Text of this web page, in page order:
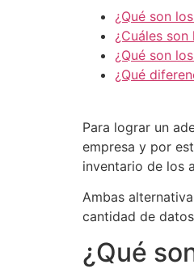
¿Qué son
¿Cuáles
¿Qué son
¿Qué
Para lograr un
empresa y por
inventario de los
Ambas
cantidad de
¿Qué